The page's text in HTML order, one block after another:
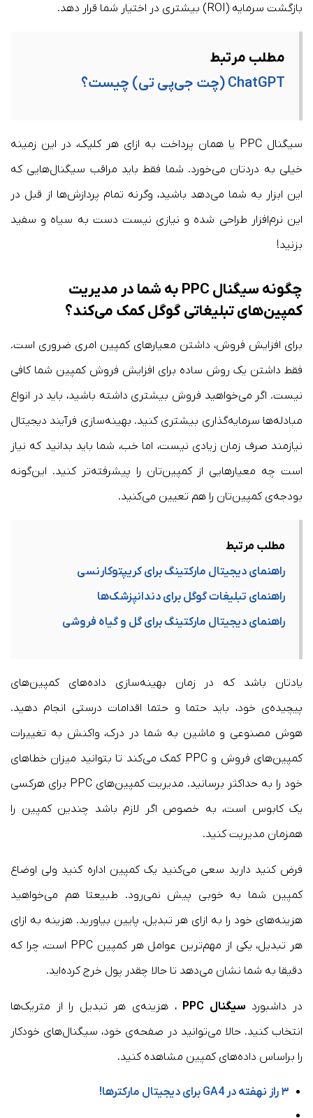
بازگشت سرمایه (ROI) بیشتری در اختیار شما قرار دهد.
مطلب مرتبط
ChatGPT (چت جی‌پی تی) چیست؟
سیگنال PPC یا همان پرداخت به ازای هر کلیک، در این زمینه
خیلی به دردتان می‌خورد. شما فقط باید مراقب سیگنال‌هایی که
این ابزار به شما می‌دهد باشید، وگرنه تمام پردازش‌ها از قبل در
این نرم‌افزار طراحی شده و نیازی نیست دست به سیاه و سفید
بزنید!
چگونه سیگنال PPC به شما در مدیریت
کمپین‌های تبلیغاتی گوگل کمک می‌کند؟
برای افزایش فروش، داشتن معیارهای کمپین امری ضروری است.
فقط داشتن یک روش ساده برای افزایش فروش کمپین شما کافی
نیست. اگر می‌خواهید فروش بیشتری داشته باشید، باید در انواع
مبادله‌ها سرمایه‌گذاری بیشتری کنید. بهینه‌سازی فرآیند دیجیتال
نیازمند صرف زمان زیادی نیست، اما خب، شما باید بدانید که نیاز
است چه معیارهایی از کمپین‌تان را پیشرفته‌تر کنید. این‌گونه
بودجه‌ی کمپین‌تان را هم تعیین می‌کنید.
مطلب مرتبط
راهنمای دیجیتال مارکتینگ برای کریپتوکارنسی
راهنمای تبلیغات گوگل برای دندانپزشک‌ها
راهنمای دیجیتال مارکتینگ برای گل و گیاه فروشی
یادتان باشد که در زمان بهینه‌سازی داده‌های کمپین‌های
پیچیده‌ی خود، باید حتما و حتما اقدامات درستی انجام دهید.
هوش مصنوعی و ماشین به شما در درک، واکنش به تغییرات
کمپین‌های فروش و PPC کمک می‌کند تا بتوانید میزان خطاهای
خود را به حداکثر برسانید. مدیریت کمپین‌های PPC برای هرکسی
یک کابوس است، به خصوص اگر لازم باشد چندین کمپین را
همزمان مدیریت کنید.
فرض کنید دارید سعی می‌کنید یک کمپین اداره کنید ولی اوضاع
کمپین شما به خوبی پیش نمی‌رود. طبیعتا هم می‌خواهید
هزینه‌های خود را به ازای هر تبدیل، پایین بیاورید. هزینه به ازای
هر تبدیل‌، یکی از مهم‌‌ترین عوامل هر کمپین PPC است، چرا که
دقیقا به شما نشان می‌دهد تا حالا چقدر پول خرج کرده‌اید.
در داشبورد سیگنال PPC
، هزینه‌ی هر تبدیل را از متریک‌ها
انتخاب کنید. حالا می‌توانید در صفحه‌ی خود، سیگنال‌های خودکار
را براساس داده‌های کمپین مشاهده کنید.
۳ راز نهفته در GA4 برای دیجیتال مارکترها!